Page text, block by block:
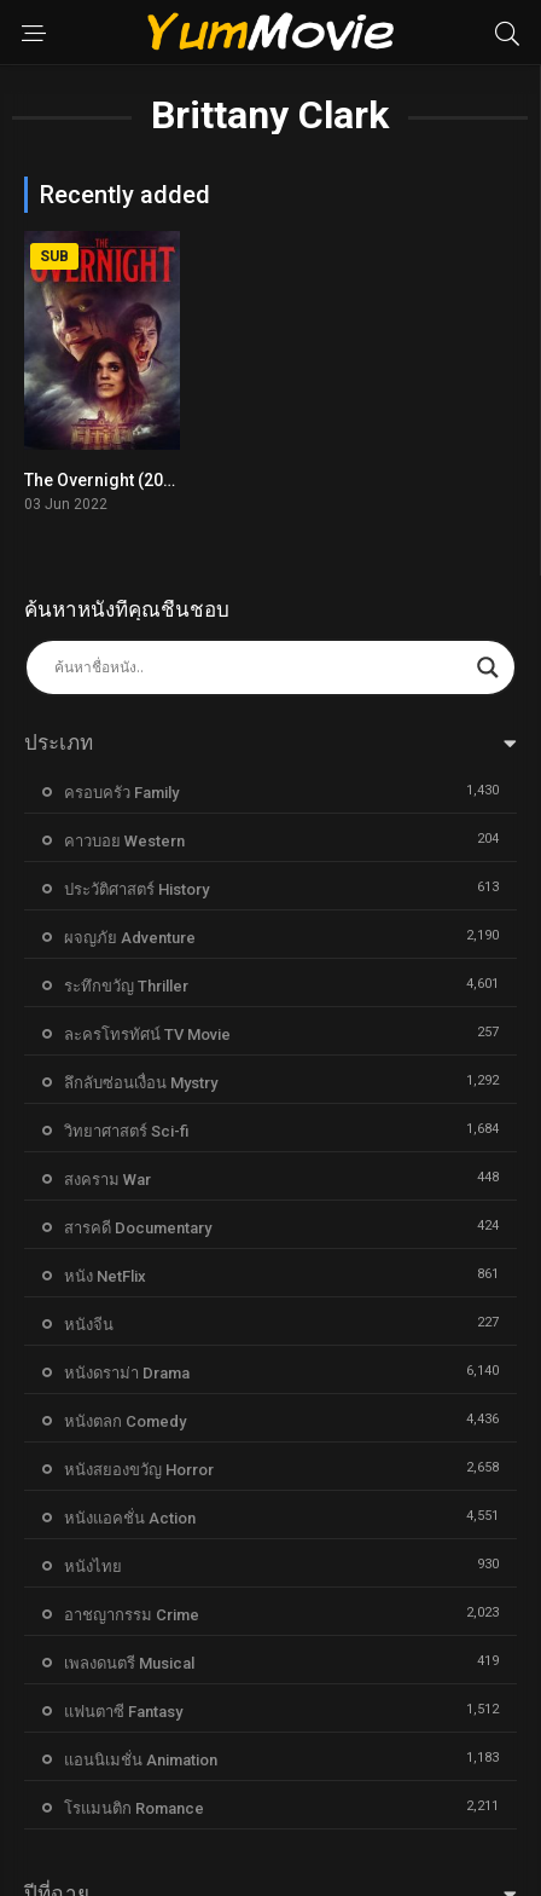
Brittany Clark
Recently added
2.5
SUB
The Overnight (2022)
03 Jun 2022
ค้นหาหนังที่คุณชื่นชอบ
ประเภท
ครอบครัว Family 1,430
คาวบอย Western 204
ประวัติศาสตร์ History 613
ผจญภัย Adventure 2,190
ระทึกขวัญ Thriller 4,601
ละครโทรทัศน์ TV Movie 257
ลึกลับซ่อนเงื่อน Mystry 1,292
วิทยาศาสตร์ Sci-fi 1,684
สงคราม War 448
สารคดี Documentary 424
หนัง NetFlix 861
หนังจีน 227
หนังดราม่า Drama 6,140
หนังตลก Comedy 4,436
หนังสยองขวัญ Horror 2,658
หนังแอคชั่น Action 4,551
หนังไทย 930
อาชญากรรม Crime 2,023
เพลงดนตรี Musical 419
แฟนตาซี Fantasy 1,512
แอนนิเมชั่น Animation 1,183
โรแมนติก Romance 2,211